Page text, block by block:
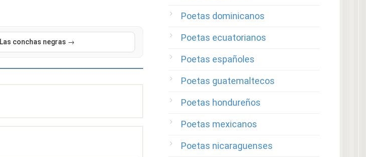
Las conchas negras →
Poetas dominicanos
Poetas ecuatorianos
Poetas españoles
Poetas guatemaltecos
Poetas hondureños
Poetas mexicanos
Poetas nicaraguenses